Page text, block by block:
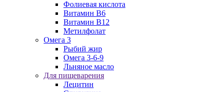
Фолиевая кислота
Витамин B6
Витамин B12
Метилфолат
Омега 3
Рыбий жир
Омега 3-6-9
Льняное масло
Для пищеварения
Лецитин